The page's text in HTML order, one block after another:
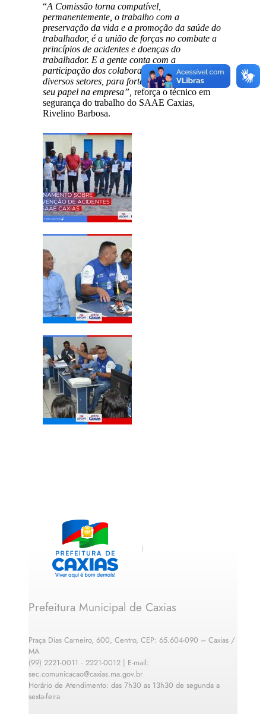
“A Comissão torna compatível,
permanentemente, o trabalho com a
preservação da vida e a promoção da saúde do
trabalhador, é a união de forças no combate a
princípios de acidentes e doenças do
trabalhador. E a gente conta com a
participação dos colaboradores do SAAE, dos
diversos setores, para fortalecer a comissão e o
seu papel na empresa”, reforça o técnico em
segurança do trabalho do SAAE Caxias,
Rivelino Barbosa.
Prefeitura Municipal de Caxias
Praça Dias Carneiro, 600, Centro, CEP: 65.604-090 – Caxias /
MA
(99) 2221-0011 · 2221-0012 | E-mail:
sec.comunicacao@caxias.ma.gov.br
Horário de Atendimento: das 7h30 as 13h30 de segunda a
sexta-feira